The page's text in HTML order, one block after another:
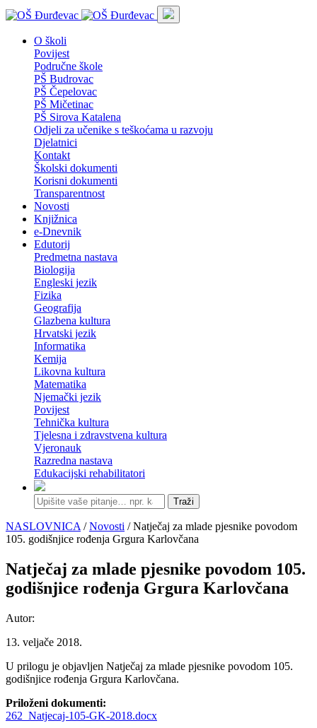
O školi
Povijest
Područne škole
PŠ Budrovac
PŠ Čepelovac
PŠ Mičetinac
PŠ Sirova Katalena
Odjeli za učenike s teškoćama u razvoju
Djelatnici
Kontakt
Školski dokumenti
Korisni dokumenti
Transparentnost
Novosti
Knjižnica
e-Dnevnik
Edutorij
Predmetna nastava
Biologija
Engleski jezik
Fizika
Geografija
Glazbena kultura
Hrvatski jezik
Informatika
Kemija
Likovna kultura
Matematika
Njemački jezik
Povijest
Tehnička kultura
Tjelesna i zdravstvena kultura
Vjeronauk
Razredna nastava
Edukacijski rehabilitatori
Traži
NASLOVNICA /Novosti / Natječaj za mlade pjesnike povodom
105. godišnjice rođenja Grgura Karlovčana
Natječaj za mlade pjesnike povodom 105.
godišnjice rođenja Grgura Karlovčana
Autor:
13. veljače 2018.
U prilogu je objavljen Natječaj za mlade pjesnike povodom 105.
godišnjice rođenja Grgura Karlovčana.
Priloženi dokumenti:
262_Natjecaj-105-GK-2018.docx